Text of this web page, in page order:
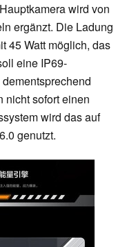
wird von
ergänzt. Die Ladung
45 Watt möglich, das
eine IP69-
nicht sofort einen
wird das auf
genutzt.